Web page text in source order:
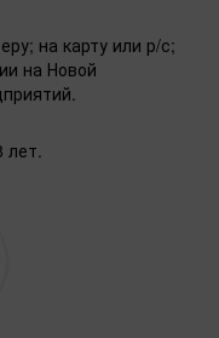
на карту или р/с;
на Новой
лет.